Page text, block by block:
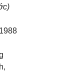
,